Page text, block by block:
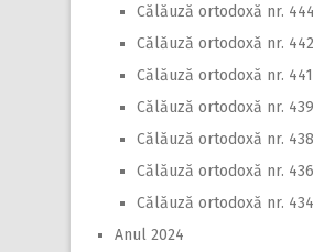
Călăuză ortodoxă nr.
Călăuză ortodoxă nr.
Călăuză ortodoxă nr. 441
Călăuză ortodoxă nr.
Călăuză ortodoxă nr. 438
Călăuză ortodoxă nr.
Călăuză ortodoxă nr.
Anul 2024